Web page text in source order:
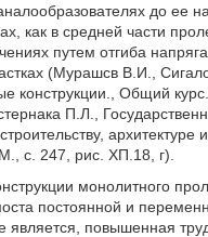
до ее
как в средней части
путем отгиба
(Мурашсв В.И.,
конструкции., Общий
П.Л.,
архитектуре
с. 247, рис. ХП.18, г).
монолитного
постоянной и
является, повышенная